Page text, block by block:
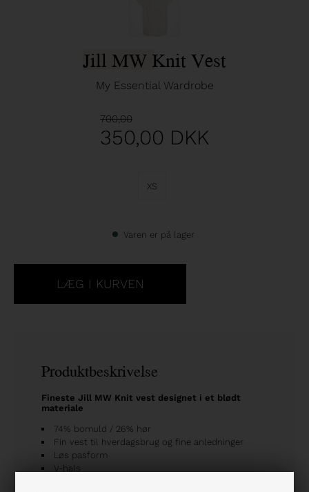
Jill MW Knit Vest
My Essential Wardrobe
700,00
350,00 DKK
XS
Varen er på lager
Produktbeskrivelse
Fineste Jill MW Knit vest designet i et blødt
materiale
74% bomuld / 26% hør
Fin vest til hverdagsbrug og fine anledninger
Løs pasform
V-hals